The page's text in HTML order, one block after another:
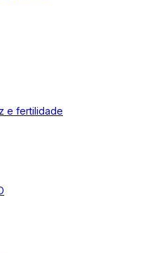
e fertilidade